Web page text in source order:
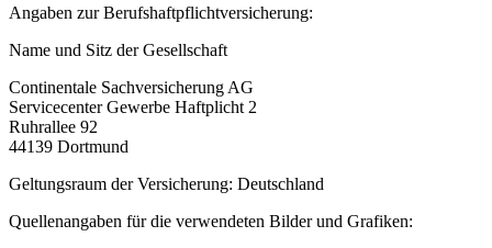
Angaben zur Berufshaftpflichtversicherung:
Name und Sitz der Gesellschaft
Continentale Sachversicherung AG
Servicecenter Gewerbe Haftplicht 2
Ruhrallee 92
44139 Dortmund
Geltungsraum der Versicherung: Deutschland
Quellenangaben für die verwendeten Bilder und Grafiken: